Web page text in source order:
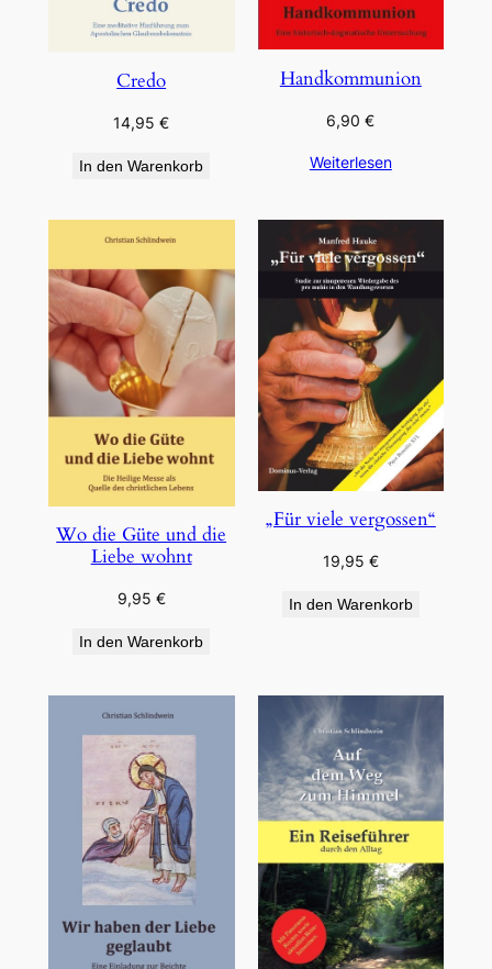
Credo
14,95€
In den Warenkorb
Handkommunion
6,90€
Weiterlesen
Wo die Güte und die
Liebe wohnt
9,95 €
In den Warenkorb
„Für viele vergossen“
19,95 €
In den Warenkorb